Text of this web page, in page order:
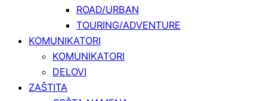
ROAD/URBAN
TOURING/ADVENTURE
KOMUNIKATORI
KOMUNIKATORI
DELOVI
ZAŠTITA